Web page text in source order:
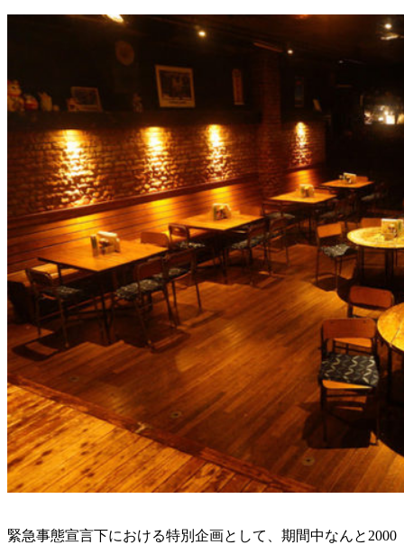
緊急事態宣言下における特別企画として、期間中なんと2000